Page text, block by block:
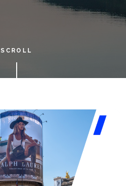
SCROLL